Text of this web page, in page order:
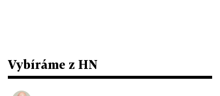
Vybíráme z HN